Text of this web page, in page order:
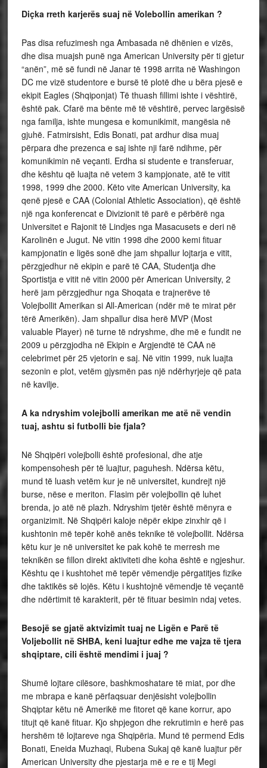
Diçka rreth karjerës suaj në Volebollin amerikan ?
Pas disa refuzimesh nga Ambasada në dhënien e vizës,
dhe disa muajsh punë nga American University për ti gjetur
“anën”, më së fundi në Janar të 1998 arrita në Washingon
DC me vizë studentore e bursë të plotë dhe u bëra pjesë e
ekipit Eagles (Shqiponjat) Të thuash fillimi ishte i vështirë,
është pak. Cfarë ma bënte më të vështirë, pervec largësisë
nga familja, ishte mungesa e komunikimit, mangësia në
gjuhë. Fatmirsisht, Edis Bonati, pat ardhur disa muaj
përpara dhe prezenca e saj ishte nji farë ndihme, për
komunikimin në veçanti. Erdha si studente e transferuar,
dhe kështu që luajta në vetem 3 kampjonate, atë te vitit
1998, 1999 dhe 2000. Këto vite American University, ka
qenë pjesë e CAA (Colonial Athletic Association), që është
një nga konferencat e Divizionit të parë e përbërë nga
Universitet e Rajonit të Lindjes nga Masacusets e deri në
Karolinën e Jugut. Në vitin 1998 dhe 2000 kemi fituar
kampjonatin e ligës sonë dhe jam shpallur lojtarja e vitit,
përzgjedhur në ekipin e parë të CAA, Studentja dhe
Sportistja e vitit në vitin 2000 për American University, 2
herë jam përzgjedhur nga Shoqata e trajnerëve të
Volejbollit Amerikan si All-American (ndër më te mirat për
tërë Amerikën). Jam shpallur disa herë MVP (Most
valuable Player) në turne të ndryshme, dhe më e fundit ne
2009 u përzgjodha në Ekipin e Argjendtë të CAA në
celebrimet për 25 vjetorin e saj. Në vitin 1999, nuk luajta
sezonin e plot, vetëm gjysmën pas një ndërhyrjeje që pata
në kavilje.
A ka ndryshim volejbolli amerikan me atë në vendin
tuaj, ashtu si futbolli bie fjala?
Në Shqipëri volejbolli është profesional, dhe atje
kompensohesh për të luajtur, paguhesh. Ndërsa këtu,
mund të luash vetëm kur je në universitet, kundrejt një
burse, nëse e meriton. Flasim për volejbollin që luhet
brenda, jo atë në plazh. Ndryshim tjetër është mënyra e
organizimit. Në Shqipëri kaloje nëpër ekipe zinxhir që i
kushtonin më tepër kohë anës teknike të volejbollit. Ndërsa
këtu kur je në universitet ke pak kohë te merresh me
teknikën se fillon direkt aktiviteti dhe koha është e ngjeshur.
Kështu qe i kushtohet më tepër vëmendje përgatitjes fizike
dhe taktikës së lojës. Këtu i kushtojnë vëmendje të veçantë
dhe ndërtimit të karakterit, për të fituar besimin ndaj vetes.
Besojë se gjatë aktvizimit tuaj ne Ligën e Parë të
Voljebollit në SHBA, keni luajtur edhe me vajza të tjera
shqiptare, cili është mendimi i juaj ?
Shumë lojtare cilësore, bashkmoshatare të miat, por dhe
me mbrapa e kanë përfaqsuar denjësisht volejbollin
Shqiptar këtu në Amerikë me fitoret që kane korrur, apo
titujt që kanë fituar. Kjo shpjegon dhe rekrutimin e herë pas
hershëm të lojtareve nga Shqipëria. Mund të permend Edis
Bonati, Eneida Muzhaqi, Rubena Sukaj që kanë luajtur për
American University dhe pjestarja më e re e tij Megi